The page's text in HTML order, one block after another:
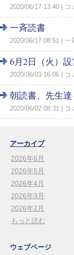
2020/06/17 13:40 コ
一斉読書
2020/06/17 08:51 一
6月2日（火）
2020/06/03 16:06 コ
朝読書、先生達
2020/06/02 08:31 コ
アーカイブ
2026年6月
2026年5月
2026年4月
2026年3月
2026年2月
もっと読む
ウェブページ